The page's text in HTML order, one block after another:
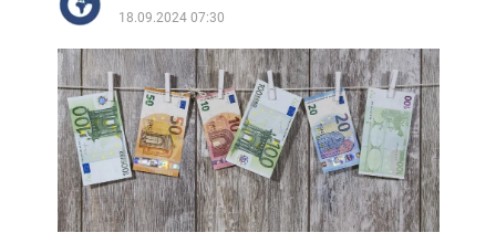
18.09.2024 07:30